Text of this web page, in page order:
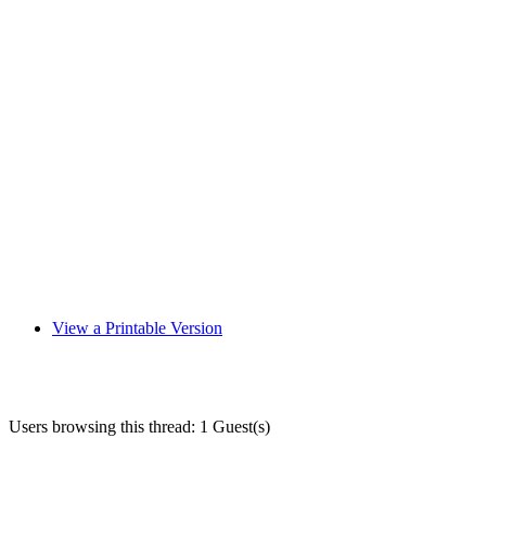
View a Printable Version
Users browsing this thread: 1 Guest(s)